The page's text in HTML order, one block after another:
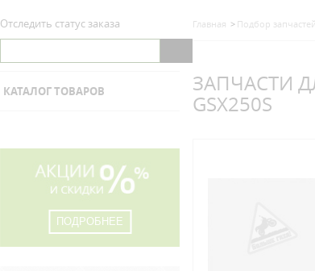
Отследить статус заказа
КАТАЛОГ ТОВАРОВ
ПОДРОБНЕЕ
Главная Подбор
ЗАПЧАСТИ
GSX250S